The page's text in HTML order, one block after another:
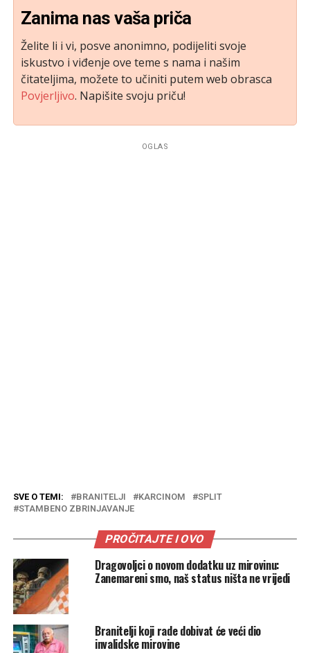
Zanima nas vaša priča
Želite li i vi, posve anonimno, podijeliti svoje
iskustvo i viđenje ove teme s nama i našim
čitateljima, možete to učiniti putem web obrasca
Povjerljivo. Napišite svoju priču!
OGLAS
SVE O TEMI: BRANITELJI KARCINOM
SPLIT
STAMBENO ZBRINJAVANJE
PROČITAJTE I OVO
Dragovoljci o novom dodatku uz mirovinu:
Zanemareni smo, naš status ništa ne vrijedi
Branitelji koji rade dobivat će veći dio
invalidske mirovine